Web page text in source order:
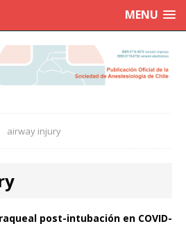
MENU
airway injury
post-intubación en COVID-